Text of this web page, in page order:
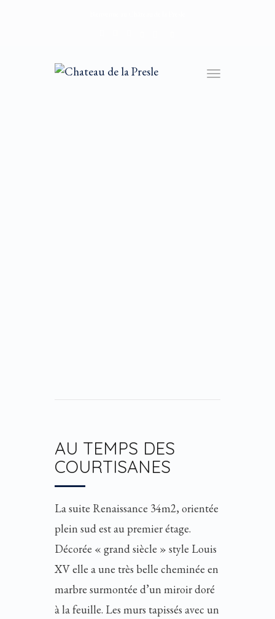
Toggle
AU TEMPS DES
COURTISANES
La suite Renaissance 34m2, orientée
plein sud est au premier étage.
Décorée « grand siècle » style Louis
XV elle a une très belle cheminée en
marbre surmontée d’un miroir doré
à la feuille. Les murs tapissés avec un